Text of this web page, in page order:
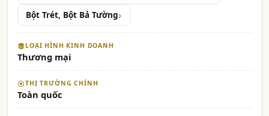
Bột Trét, Bột Bả Tường
LOẠI HÌNH KINH DOANH
Thương mại
THỊ TRƯỜNG CHÍNH
Toàn quốc